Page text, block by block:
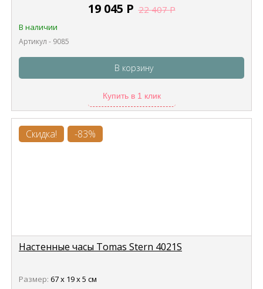
19 045 Р 22 407Р
В наличии
Артикул - 9085
В корзину
Купить в 1 клик
Скидка! -83%
Настенные часы Tomas Stern 4021S
Размер: 67 х 19 х 5 см